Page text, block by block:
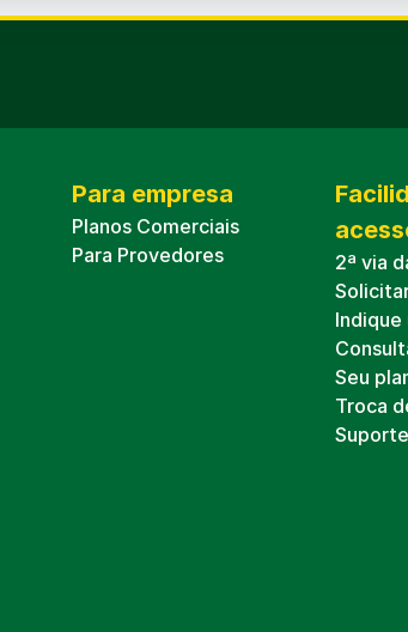
Para empresa
Planos Comerciais
Para Provedores
2ª via
Indique
Seu
Troca